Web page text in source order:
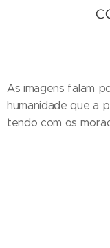
As imagens falam
humanidade que a
tendo com os